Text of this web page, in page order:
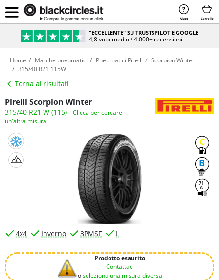
Aiuto Carrello
"ECCELLENTE" SU TRUSTSPILOT E GOOGLE
4,8 voto medio / 4.000+ recensioni
Home Marche pneumatici Pneumatici Pirelli
Scorpion Winter
315/40 R21 115W
Torna ai risultati
Pirelli Scorpion Winter
315/40 R21 W (115)
Clicca per cercare
un'altra misura
C
B
71
A
4x4 Inverno 3PMSF L
Prodotto esaurito
Contattaci
oseleziona una misura diversa